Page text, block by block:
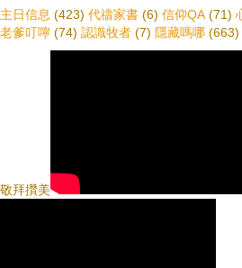
主日信息 (423) 代禱家書 (6) 信仰QA (71)
老爹叮嚀 (74) 認識牧者 (7) 隱藏嗎哪 (663)
敬拜攢美